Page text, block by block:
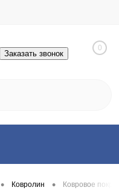
Заказать звонок
0
• Ковролин • Ковровое